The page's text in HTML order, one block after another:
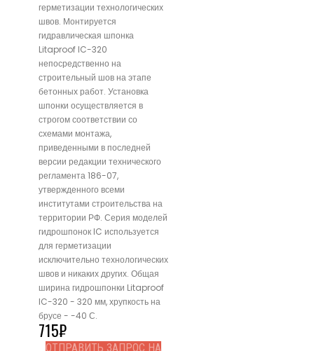
герметизации технологических
швов. Монтируется
гидравлическая шпонка
Litaproof IC-320
непосредственно на
строительный шов на этапе
бетонных работ. Установка
шпонки осуществляется в
строгом соответствии со
схемами монтажа,
приведенными в последней
версии редакции технического
регламента 186-07,
утвержденного всеми
институтами строительства на
территории РФ. Серия моделей
гидрошпонок IC используется
для герметизации
исключительно технологических
швов и никаких других. Общая
ширина гидрошпонки Litaproof
IC-320 - 320 мм, хрупкость на
брусе - -40 С.
715₽
ОТПРАВИТЬ ЗАПРОС НА